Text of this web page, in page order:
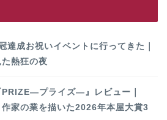
達成お祝いイベントに行ってきた｜
熱狂の夜
PRIZE―プライズ―』レビュー｜
作家の業を描いた2026年本屋大賞3